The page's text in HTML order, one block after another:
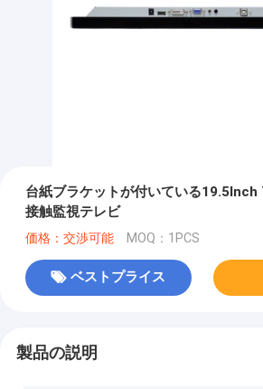
台紙ブラケットが付いている
接触監視テレビ
価格：交渉可能 MOQ：1PCS
ベストプライス
製品の説明